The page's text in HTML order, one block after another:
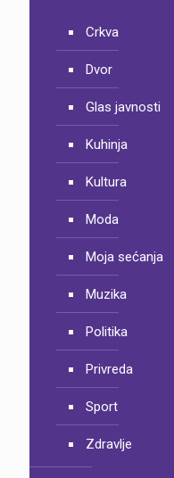
Crkva
Dvor
Glas javnosti
Kuhinja
Kultura
Moda
Moja sećanja
Muzika
Politika
Privreda
Sport
Zdravlje